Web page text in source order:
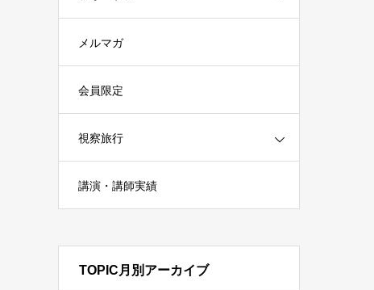
メルマガ
会員限定
視察旅行
講演・講師実績
TOPIC月別アーカイブ